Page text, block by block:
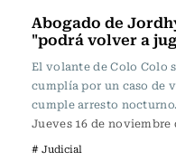
Abogado de
"podrá volver a
El volante de Colo Colo
cumplía por un caso de
cumple arresto nocturno.
Jueves 16 de noviembre
# Judicial